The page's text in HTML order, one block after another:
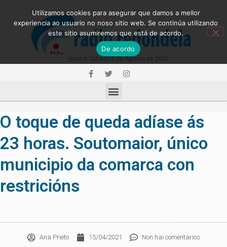
O toque de queda adíase ás
23 horas. Soutomaior, único
municipio da comarca con
restricións
Ana Prieto 15/04/2021 Non hai comentarios
Utilizamos cookies para asegurar que damos a mellor
experiencia ao usuario no noso sitio web. Se continúa utilizando
este sitio asumiremos que está de acordo.
De acordo